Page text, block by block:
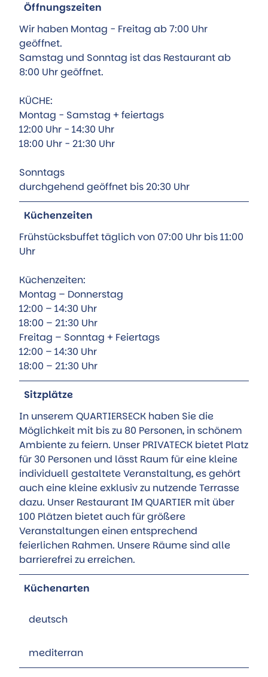
Öffnungszeiten
Wir haben Montag - Freitag ab 7:00 Uhr
geöffnet.
Samstag und Sonntag ist das Restaurant ab
8:00 Uhr geöffnet.
KÜCHE:
Montag - Samstag + feiertags
12:00 Uhr - 14:30 Uhr
18:00 Uhr - 21:30 Uhr
Sonntags
durchgehend geöffnet bis 20:30 Uhr
Küchenzeiten
Frühstücksbuffet täglich von 07:00 Uhr bis 11:00
Uhr
Küchenzeiten:
Montag – Donnerstag
12:00 – 14:30 Uhr
18:00 – 21:30 Uhr
Freitag – Sonntag + Feiertags
12:00 – 14:30 Uhr
18:00 – 21:30 Uhr
Sitzplätze
In unserem QUARTIERSECK haben Sie die
Möglichkeit mit bis zu 80 Personen, in schönem
Ambiente zu feiern. Unser PRIVATECK bietet Platz
für 30 Personen und lässt Raum für eine kleine
individuell gestaltete Veranstaltung, es gehört
auch eine kleine exklusiv zu nutzende Terrasse
dazu. Unser Restaurant IM QUARTIER mit über
100 Plätzen bietet auch für größere
Veranstaltungen einen entsprechend
feierlichen Rahmen. Unsere Räume sind alle
barrierefrei zu erreichen.
Küchenarten
deutsch
mediterran